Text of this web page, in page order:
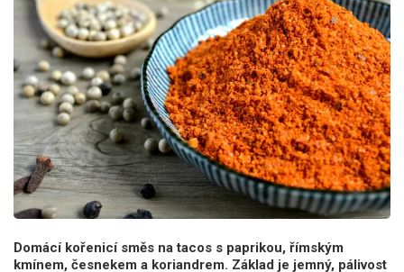
Domácí kořenicí směs na tacos s paprikou, římským
kmínem, česnekem a koriandrem. Základ je jemný, pálivost